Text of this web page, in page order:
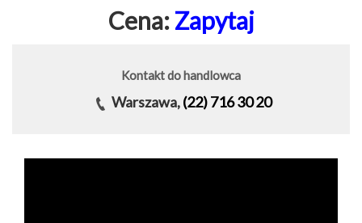
Cena:Zapytaj
Kontakt do handlowca
Warszawa,(22) 716 30 20